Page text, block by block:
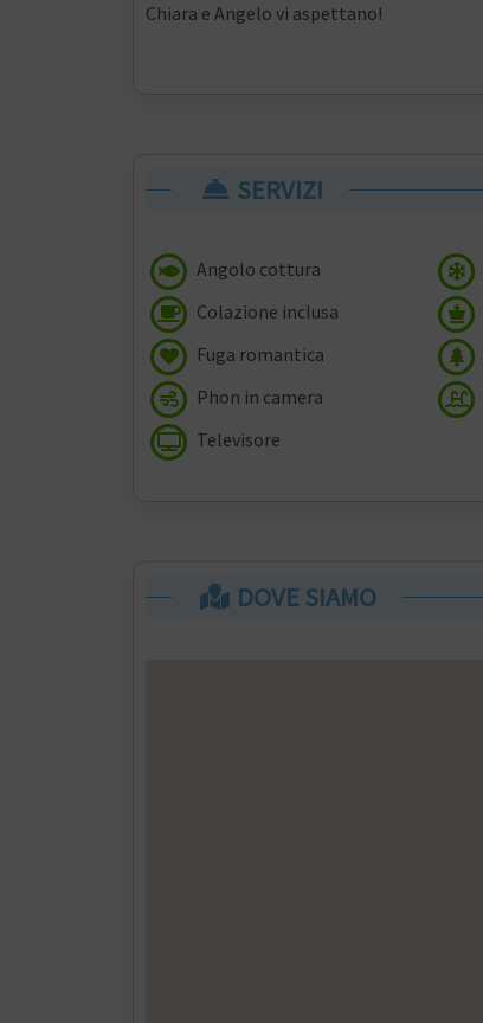
Chiara e Angelo vi aspettano!
SERVIZI
Angolo cottura
Colazione inclusa
Fuga romantica
Phon in camera
Televisore
DOVE SIAMO